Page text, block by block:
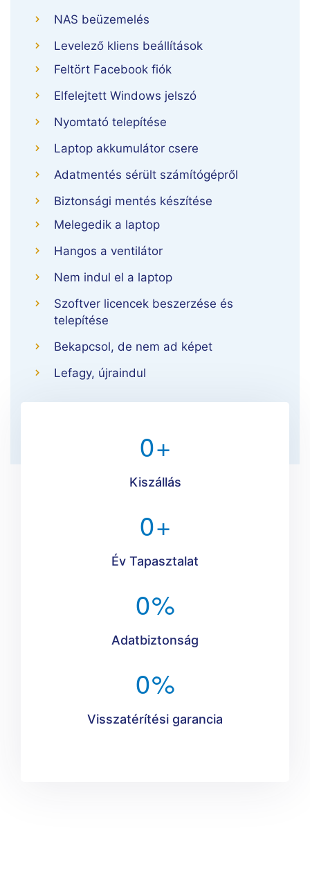
NAS beüzemelés
Levelező kliens beállítások
Feltört Facebook fiók
Elfelejtett Windows jelszó
Nyomtató telepítése
Laptop akkumulátor csere
Adatmentés sérült számítógépről
Biztonsági mentés készítése
Melegedik a laptop
Hangos a ventilátor
Nem indul el a laptop
Szoftver licencek beszerzése és
telepítése
Bekapcsol, de nem ad képet
Lefagy, újraindul
0+
Kiszállás
0+
Év Tapasztalat
0%
Adatbiztonság
0%
Visszatérítési garancia